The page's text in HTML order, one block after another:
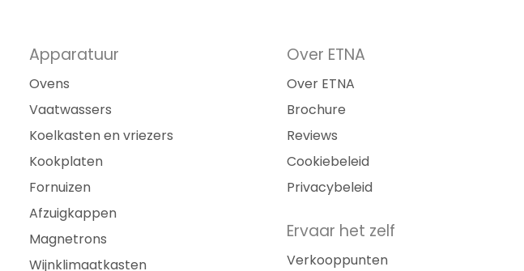
Apparatuur
Ovens
Vaatwassers
Koelkasten en vriezers
Kookplaten
Fornuizen
Afzuigkappen
Magnetrons
Wijnklimaatkasten
Over ETNA
Over ETNA
Brochure
Reviews
Cookiebeleid
Privacybeleid
Ervaar het zelf
Verkooppunten